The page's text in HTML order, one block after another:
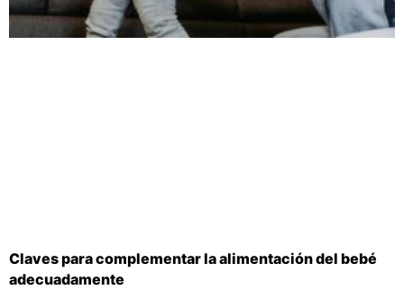
Claves para complementar la alimentación del bebé
adecuadamente